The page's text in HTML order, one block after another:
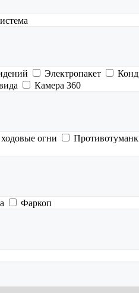
Электропакет
Камера 360
огни
Фаркоп